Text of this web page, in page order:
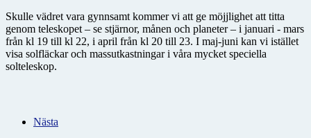
Skulle vädret vara gynnsamt kommer vi att ge möjjlighet att titta
genom teleskopet – se stjärnor, månen och planeter – i januari - mars
från kl 19 till kl 22, i april från kl 20 till 23. I maj-juni kan vi istället
visa solfläckar och massutkastningar i våra mycket speciella
solteleskop.
Nästa